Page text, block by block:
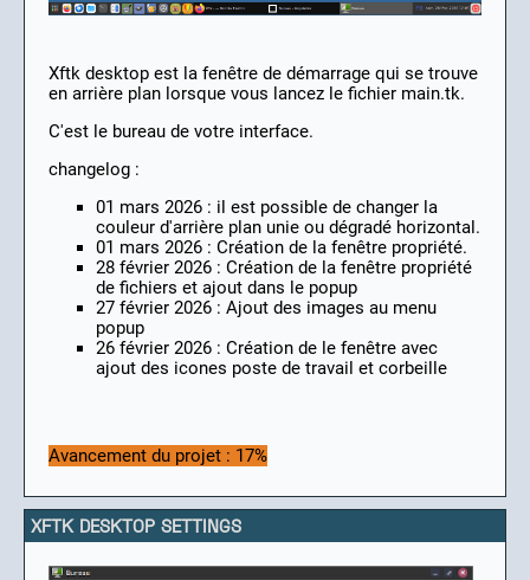
Xftk desktop est la fenêtre de démarrage qui se trouve
en arrière plan lorsque vous lancez le fichier main.tk.
C'est le bureau de votre interface.
changelog :
01 mars 2026 : il est possible de changer la
couleur d'arrière plan unie ou dégradé horizontal.
01 mars 2026 : Création de la fenêtre propriété.
28 février 2026 : Création de la fenêtre propriété
de fichiers et ajout dans le popup
27 février 2026 : Ajout des images au menu
popup
26 février 2026 : Création de le fenêtre avec
ajout des icones poste de travail et corbeille
Avancement du projet : 17%
XFTK DESKTOP SETTINGS